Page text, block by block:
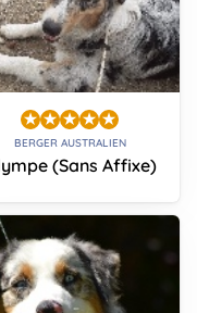
BERGER AUSTRALIEN
(Sans Affixe)